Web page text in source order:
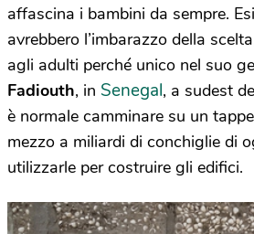
affascina i bambini da sempre.
avrebbero l’imbarazzo della
agli adulti perché unico nel suo
Fadiouth, in Senegal, a sudest
è normale camminare su un
mezzo a miliardi di conchiglie di
utilizzarle per costruire gli edifici.